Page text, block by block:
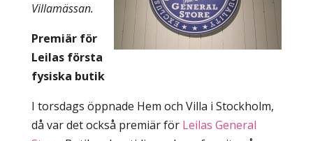
Villamässan.
Premiär för
Leilas första
fysiska butik
I torsdags öppnade Hem och Villa i Stockholm,
då var det också premiär för Leilas General